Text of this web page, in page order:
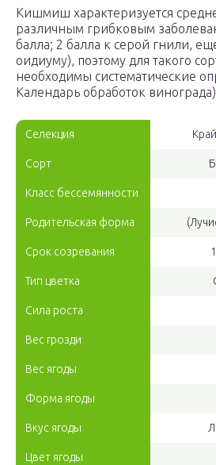
Кишмиш характеризуется
различным грибковым
балла; 2 балла к серой гнили,
оидиуму), поэтому для такого
необходимы систематические
Календарь обработок
Селекция
Сорт
Класс бессемянности
Родительская форма
Срок созревания
Тип цветка
Сила роста
Вес грозди
Вес ягоды
Форма ягоды
Вкус ягоды
Цвет ягоды